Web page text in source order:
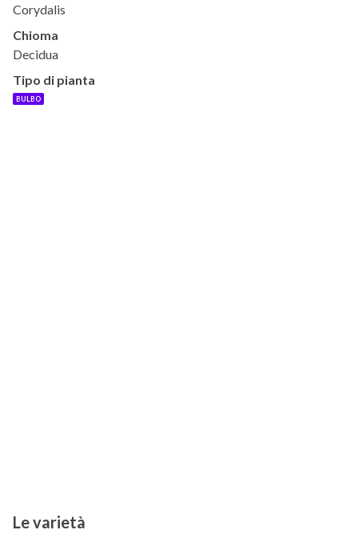
Corydalis
Chioma
Decidua
Tipo di pianta
BULBO
Le varietà